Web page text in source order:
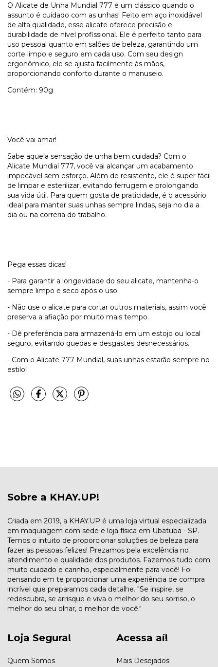
O Alicate de Unha Mundial 777 é um clássico quando o
assunto é cuidado com as unhas! Feito em aço inoxidável
de alta qualidade, esse alicate oferece precisão e
durabilidade de nível profissional. Ele é perfeito tanto para
uso pessoal quanto em salões de beleza, garantindo um
corte limpo e seguro em cada uso. Com seu design
ergonômico, ele se ajusta facilmente às mãos,
proporcionando conforto durante o manuseio.
Contém: 90g
Você vai amar!
Sabe aquela sensação de unha bem cuidada? Com o
Alicate Mundial 777, você vai alcançar um acabamento
impecável sem esforço. Além de resistente, ele é super fácil
de limpar e esterilizar, evitando ferrugem e prolongando
sua vida útil. Para quem gosta de praticidade, é o acessório
ideal para manter suas unhas sempre lindas, seja no dia a
dia ou na correria do trabalho.
Pega essas dicas!
- Para garantir a longevidade do seu alicate, mantenha-o
sempre limpo e seco após o uso.
- Não use o alicate para cortar outros materiais, assim você
preserva a afiação por muito mais tempo.
- Dê preferência para armazená-lo em um estojo ou local
seguro, evitando quedas e desgastes desnecessários.
- Com o Alicate 777 Mundial, suas unhas estarão sempre no
estilo!
Sobre a KHAY.UP!
Criada em 2019, a KHAY.UP é uma loja virtual especializada
em maquiagem com sede e loja física em Ubatuba - SP.
Temos o intuito de proporcionar soluções de beleza para
fazer as pessoas felizes! Prezamos pela excelência no
atendimento e qualidade dos produtos. Fazemos tudo com
muito cuidado e carinho, especialmente para você! Foi
pensando em te proporcionar uma experiência de compra
incrível que preparamos cada detalhe. "Se inspire, se
redescubra, se arrisque e viva o melhor do seu sorriso, o
melhor do seu olhar, o melhor de você."
Loja Segura!
Quem Somos
Acessa aí!
Mais Desejados